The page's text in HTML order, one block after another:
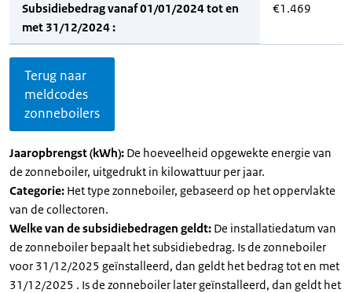
Subsidiebedrag vanaf 01/01/2024 tot en
met 31/12/2024 :
€1.469
Terug naar
meldcodes
zonneboilers
Jaaropbrengst (kWh): De hoeveelheid opgewekte energie van
de zonneboiler, uitgedrukt in kilowattuur per jaar.
Categorie: Het type zonneboiler, gebaseerd op het oppervlakte
van de collectoren.
Welke van de subsidiebedragen geldt: De installatiedatum van
de zonneboiler bepaalt het subsidiebedrag. Is de zonneboiler
voor 31/12/2025 geïnstalleerd, dan geldt het bedrag tot en met
31/12/2025 . Is de zonneboiler later geïnstalleerd, dan geldt het